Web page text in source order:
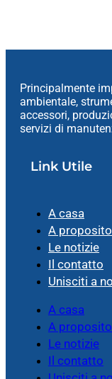
Principalmente
ambientale,
accessori,
servizi di
Link Utile
A casa
A
Le notizie
Il contatto
Unisciti a
A casa
A
Le notizie
Il contatto